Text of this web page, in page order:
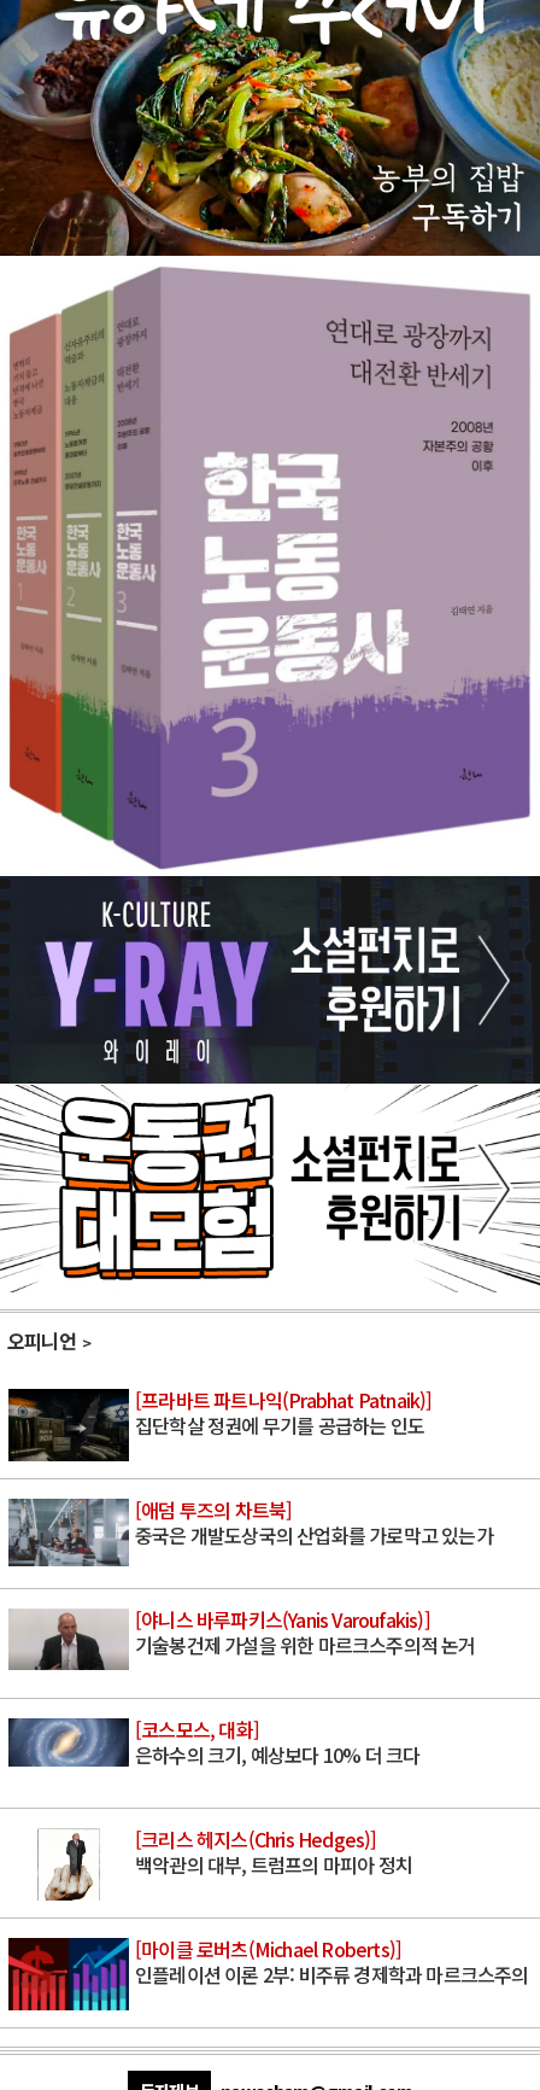
오피니언
[프라바트 파트나익(Prabhat Patnaik)]
집단학살 정권에 무기를 공급하는 인도
[애덤 투즈의 차트북]
중국은 개발도상국의 산업화를 가로막고 있는가
[야니스 바루파키스(Yanis Varoufakis)]
기술봉건제 가설을 위한 마르크스주의적 논거
[코스모스, 대화]
은하수의 크기, 예상보다 10% 더 크다
[크리스 헤지스(Chris Hedges)]
백악관의 대부, 트럼프의 마피아 정치
[마이클 로버츠(Michael Roberts)]
인플레이션 이론 2부: 비주류 경제학과 마르크스주의